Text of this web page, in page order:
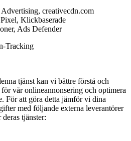
creativecdn.com
Klickbaserade
Ads Defender
Tracking
tjänst kan vi bättre förstå och
vår onlineannonsering och optimera
För att göra detta jämför vi dina
med följande externa leverantörer
tjänster: